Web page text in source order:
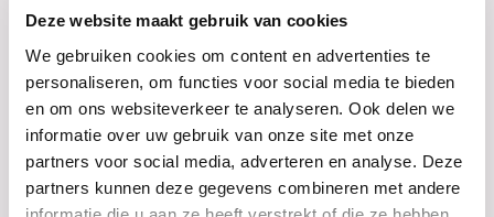
Deze website maakt gebruik van cookies
We gebruiken cookies om content en advertenties te
personaliseren, om functies voor social media te bieden
en om ons websiteverkeer te analyseren. Ook delen we
informatie over uw gebruik van onze site met onze
partners voor social media, adverteren en analyse. Deze
partners kunnen deze gegevens combineren met andere
Activiteiten
Dagbesteding en
ontmoeten
Voorlezen